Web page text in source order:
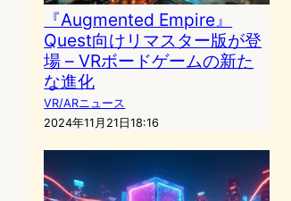
『Augmented Empire』
Quest向けリマスター版が登
場 – VRボードゲームの新た
な進化
VR/ARニュース
2024年11月21日18:16